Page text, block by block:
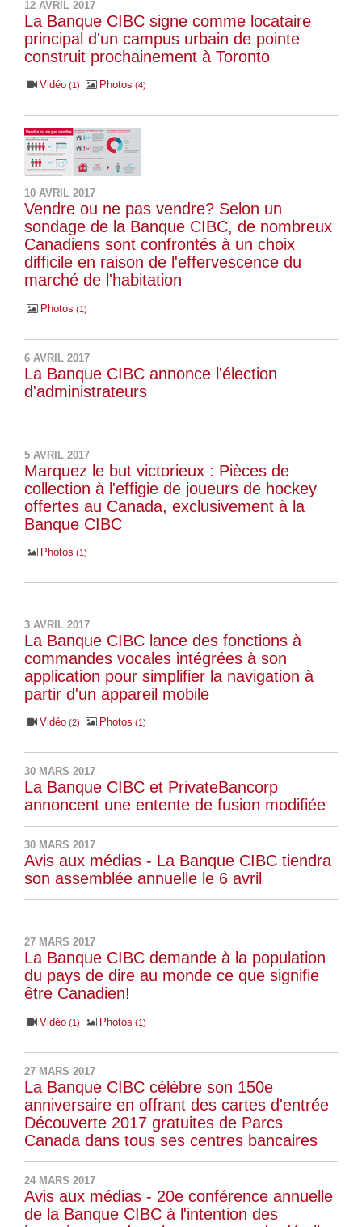
12 AVRIL 2017
La Banque CIBC signe comme locataire
principal d'un campus urbain de pointe
construit prochainement à Toronto
Vidéo 1 Photos 4
10 AVRIL 2017
Vendre ou ne pas vendre? Selon un
sondage de la Banque CIBC, de nombreux
Canadiens sont confrontés à un choix
difficile en raison de l'effervescence du
marché de l'habitation
Photos 1
6 AVRIL 2017
La Banque CIBC annonce l'élection
d'administrateurs
5 AVRIL 2017
Marquez le but victorieux : Pièces de
collection à l'effigie de joueurs de hockey
offertes au Canada, exclusivement à la
Banque CIBC
Photos 1
3 AVRIL 2017
La Banque CIBC lance des fonctions à
commandes vocales intégrées à son
application pour simplifier la navigation à
partir d'un appareil mobile
Vidéo 2 Photos 1
30 MARS 2017
La Banque CIBC et PrivateBancorp
annoncent une entente de fusion modifiée
30 MARS 2017
Avis aux médias - La Banque CIBC tiendra
son assemblée annuelle le 6 avril
27 MARS 2017
La Banque CIBC demande à la population
du pays de dire au monde ce que signifie
être Canadien!
Vidéo 1 Photos 1
27 MARS 2017
La Banque CIBC célèbre son 150e
anniversaire en offrant des cartes d'entrée
Découverte 2017 gratuites de Parcs
Canada dans tous ses centres bancaires
24 MARS 2017
Avis aux médias - 20e conférence annuelle
de la Banque CIBC à l'intention des